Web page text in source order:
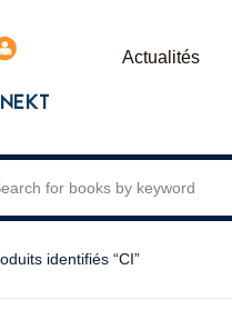
Actualités
identifiés “CI”